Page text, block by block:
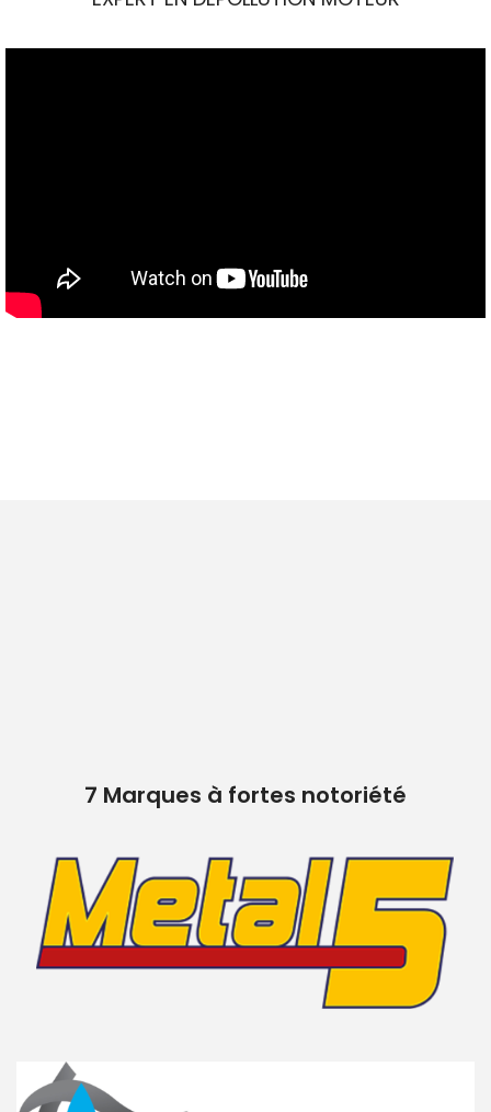
7 Marques à fortes notoriété